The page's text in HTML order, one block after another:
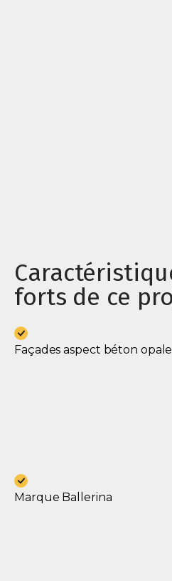
forts de ce
Façades aspect béton opale
Marque Ballerina